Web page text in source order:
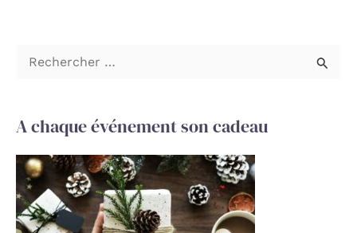
e
r
c
A chaque événement son cadeau